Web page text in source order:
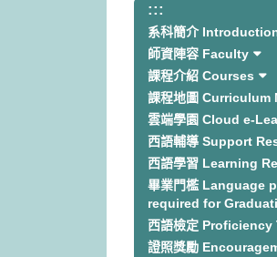
:::
系科簡介
師資陣容 Faculty
課程介紹 Courses
課程地圖 Curriculum
雲端學園 Cloud e-
西語輔導 Support
西語學習 Learning
畢業門檻 Language
required for
西語檢定 Proficiency
證照獎勵